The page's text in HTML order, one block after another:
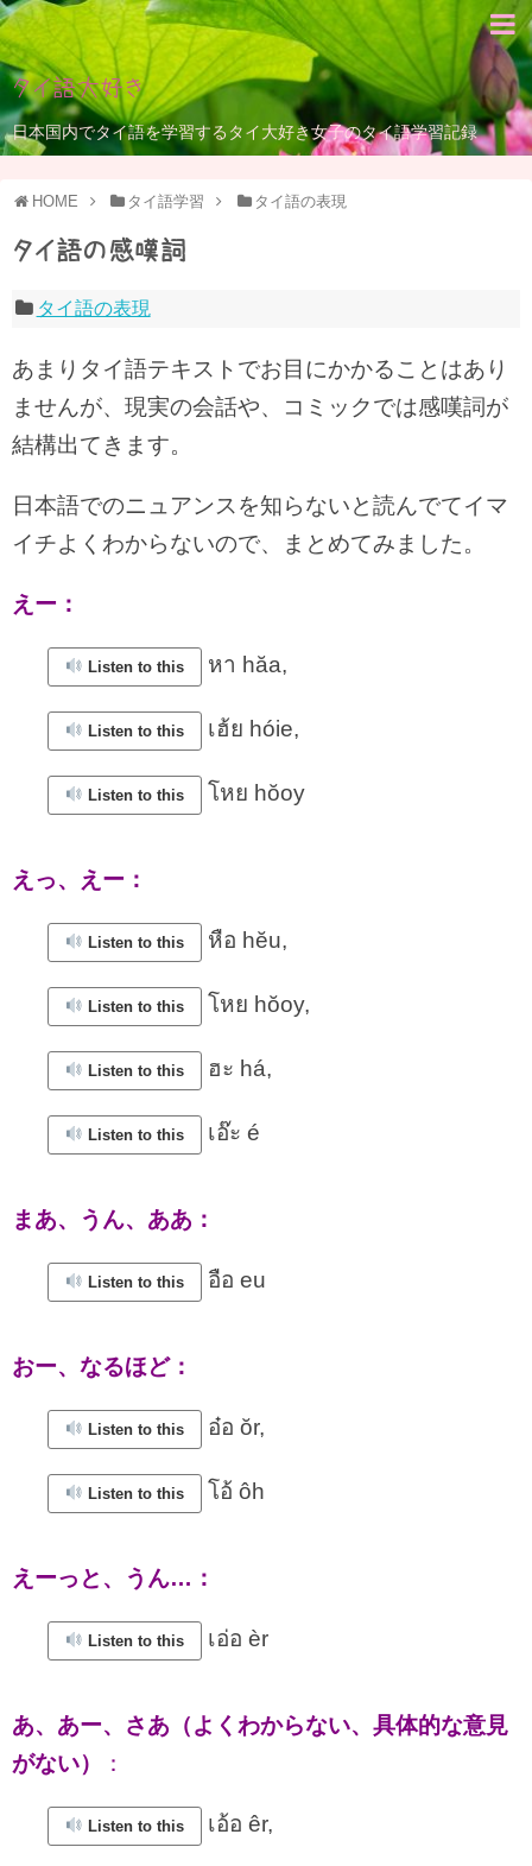
タイ語大好き
日本国内でタイ語を学習するタイ大好き女子のタイ語学習記録
HOME タイ語学習 タイ語の表現
タイ語の感嘆詞
タイ語の表現
あまりタイ語テキストでお目にかかることはあり
ませんが、現実の会話や、コミックでは感嘆詞が
結構出てきます。
日本語でのニュアンスを知らないと読んでてイマ
イチよくわからないので、まとめてみました。
えー：
Listen to this หา hăa,
Listen to this เฮ้ย hóie,
Listen to this โหย hŏoy
えっ、えー：
Listen to this หือ hĕu,
Listen to this โหย hŏoy,
Listen to this ฮะ há,
Listen to this เอ๊ะ é
まあ、うん、ああ：
Listen to this อือ eu
おー、なるほど：
Listen to this อ๋อ ŏr,
Listen to this โอ้ ôh
えーっと、うん…：
Listen to this เอ่อ èr
あ、あー、さあ（よくわからない、具体的な意見
がない）
：
Listen to this เอ้อ êr,